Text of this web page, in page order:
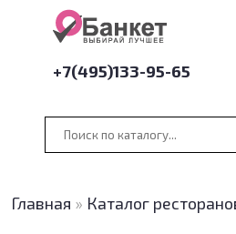
+7(495)133-95-65
Главная » Каталог